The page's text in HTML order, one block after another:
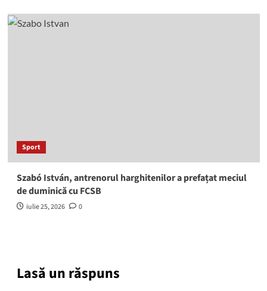
Sport
Szabó István, antrenorul harghitenilor a prefațat meciul
de duminică cu FCSB
iulie 25, 2026 0
Lasă un răspuns